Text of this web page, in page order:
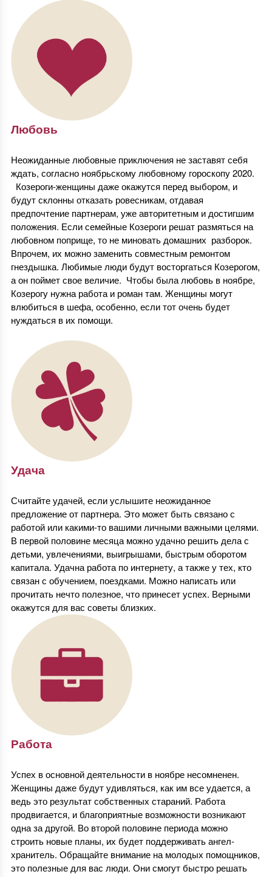
Любовь
Неожиданные любовные приключения не заставят себя
ждать, согласно ноябрьскому любовному гороскопу 2020.
Козероги-женщины даже окажутся перед выбором, и
будут склонны отказать ровесникам, отдавая
предпочтение партнерам, уже авторитетным и достигшим
положения. Если семейные Козероги решат размяться на
любовном поприще, то не миновать домашних разборок.
Впрочем, их можно заменить совместным ремонтом
гнездышка. Любимые люди будут восторгаться Козерогом,
а он поймет свое величие. Чтобы была любовь в ноябре,
Козерогу нужна работа и роман там. Женщины могут
влюбиться в шефа, особенно, если тот очень будет
нуждаться в их помощи.
Удача
Считайте удачей, если услышите неожиданное
предложение от партнера. Это может быть связано с
работой или какими-то вашими личными важными целями.
В первой половине месяца можно удачно решить дела с
детьми, увлечениями, выигрышами, быстрым оборотом
капитала. Удачна работа по интернету, а также у тех, кто
связан с обучением, поездками. Можно написать или
прочитать нечто полезное, что принесет успех. Верными
окажутся для вас советы близких.
Работа
Успех в основной деятельности в ноябре несомненен.
Женщины даже будут удивляться, как им все удается, а
ведь это результат собственных стараний. Работа
продвигается, и благоприятные возможности возникают
одна за другой. Во второй половине периода можно
строить новые планы, их будет поддерживать ангел-
хранитель. Обращайте внимание на молодых помощников,
это полезные для вас люди. Они смогут быстро решать